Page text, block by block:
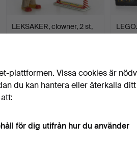
LEKSAKER, clowner, 2 st,
litograferad plåt…
37 USD 370
plattformen. Vissa cookies är
du kan hantera eller återkalla ditt
för dig utifrån hur du använder